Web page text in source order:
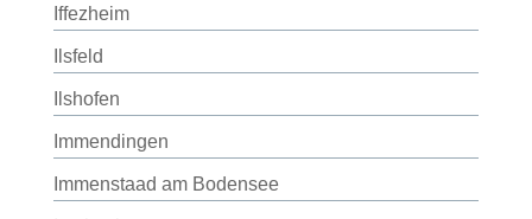
Iffezheim
Ilsfeld
Ilshofen
Immendingen
Immenstaad am Bodensee